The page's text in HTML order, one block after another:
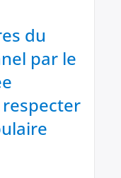
du
par le